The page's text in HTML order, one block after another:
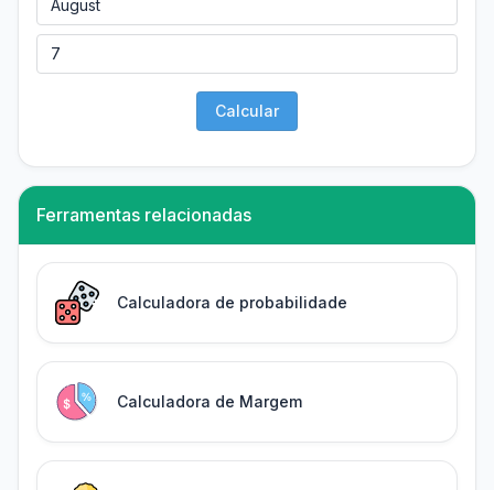
Calcular
Ferramentas relacionadas
Calculadora de probabilidade
Calculadora de Margem